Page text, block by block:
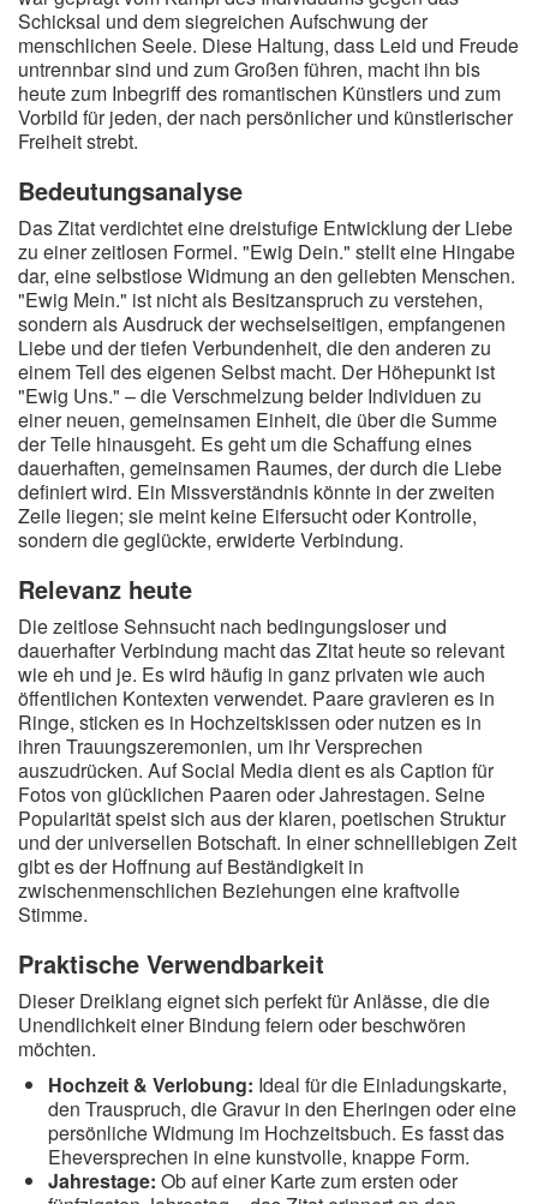
Schicksal und dem siegreichen Aufschwung der
menschlichen Seele. Diese Haltung, dass Leid und Freude
untrennbar sind und zum Großen führen, macht ihn bis
heute zum Inbegriff des romantischen Künstlers und zum
Vorbild für jeden, der nach persönlicher und künstlerischer
Freiheit strebt.
Bedeutungsanalyse
Das Zitat verdichtet eine dreistufige Entwicklung der Liebe
zu einer zeitlosen Formel. "Ewig Dein." stellt eine Hingabe
dar, eine selbstlose Widmung an den geliebten Menschen.
"Ewig Mein." ist nicht als Besitzanspruch zu verstehen,
sondern als Ausdruck der wechselseitigen, empfangenen
Liebe und der tiefen Verbundenheit, die den anderen zu
einem Teil des eigenen Selbst macht. Der Höhepunkt ist
"Ewig Uns." – die Verschmelzung beider Individuen zu
einer neuen, gemeinsamen Einheit, die über die Summe
der Teile hinausgeht. Es geht um die Schaffung eines
dauerhaften, gemeinsamen Raumes, der durch die Liebe
definiert wird. Ein Missverständnis könnte in der zweiten
Zeile liegen; sie meint keine Eifersucht oder Kontrolle,
sondern die geglückte, erwiderte Verbindung.
Relevanz heute
Die zeitlose Sehnsucht nach bedingungsloser und
dauerhafter Verbindung macht das Zitat heute so relevant
wie eh und je. Es wird häufig in ganz privaten wie auch
öffentlichen Kontexten verwendet. Paare gravieren es in
Ringe, sticken es in Hochzeitskissen oder nutzen es in
ihren Trauungszeremonien, um ihr Versprechen
auszudrücken. Auf Social Media dient es als Caption für
Fotos von glücklichen Paaren oder Jahrestagen. Seine
Popularität speist sich aus der klaren, poetischen Struktur
und der universellen Botschaft. In einer schnelllebigen Zeit
gibt es der Hoffnung auf Beständigkeit in
zwischenmenschlichen Beziehungen eine kraftvolle
Stimme.
Praktische Verwendbarkeit
Dieser Dreiklang eignet sich perfekt für Anlässe, die die
Unendlichkeit einer Bindung feiern oder beschwören
möchten.
Hochzeit & Verlobung: Ideal für die Einladungskarte,
den Trauspruch, die Gravur in den Eheringen oder eine
persönliche Widmung im Hochzeitsbuch. Es fasst das
Eheversprechen in eine kunstvolle, knappe Form.
Jahrestage: Ob auf einer Karte zum ersten oder